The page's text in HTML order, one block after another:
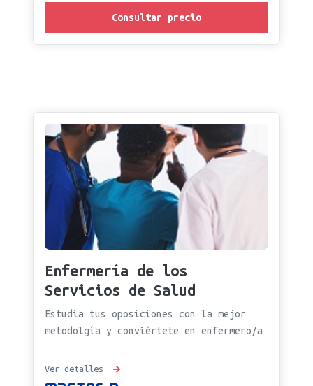
Consultar precio
Enfermería de los
Servicios de Salud
Estudia tus oposiciones con la mejor
metodolgía y conviértete en enfermero/a
Ver detalles